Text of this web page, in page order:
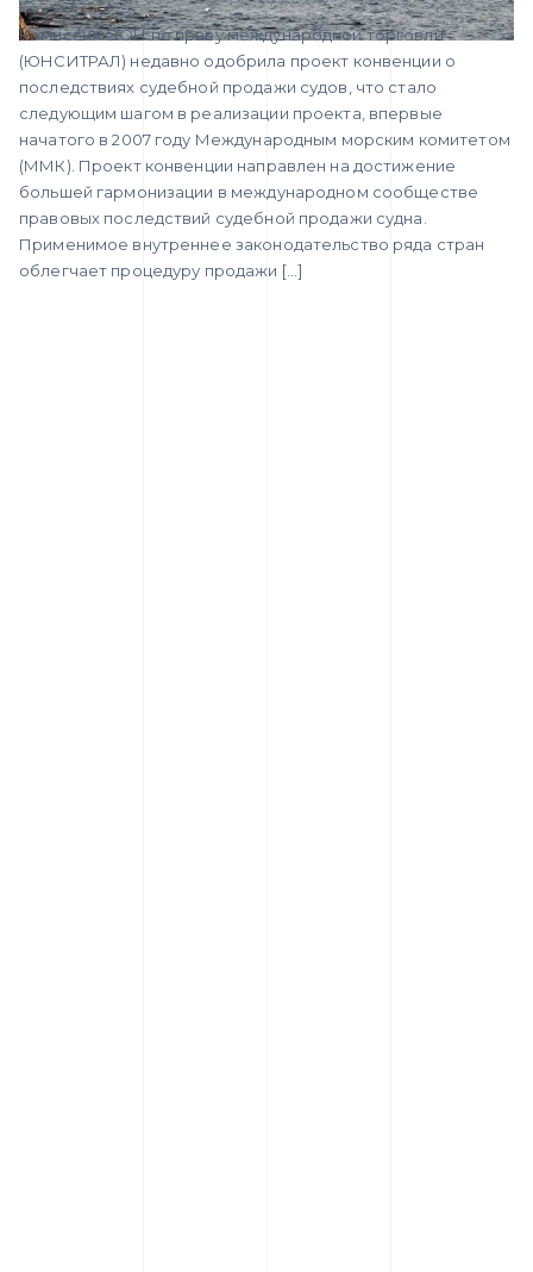
Комиссия ООН по праву международной торговли
(ЮНСИТРАЛ) недавно одобрила проект конвенции о
последствиях судебной продажи судов, что стало
следующим шагом в реализации проекта, впервые
начатого в 2007 году Международным морским комитетом
(ММК). Проект конвенции направлен на достижение
большей гармонизации в международном сообществе
правовых последствий судебной продажи судна.
Применимое внутреннее законодательство ряда стран
облегчает процедуру продажи […]